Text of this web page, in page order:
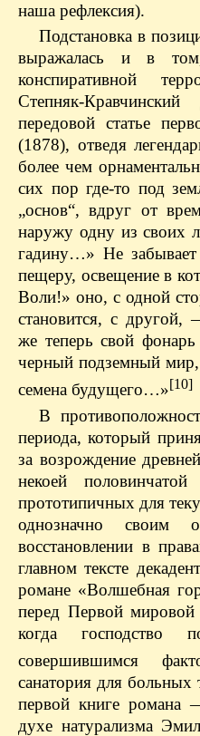
наша рефлексия).
Подстановка в
выражалась и в
конспиративной
Степняк-
передовой статье
(1878), отведя
более чем
сих пор где-то под
„основ“, вдруг от
наружу одну из своих
гадину…» Не забывает
пещеру, освещение в
Воли!» оно, с одной
становится, с
же теперь свой
черный подземный
семена будущего…»[10]
В
периода, который
за возрождение
некоей
прототипичных для
однозначно своим
восстановлении в
главном тексте
романе «Волшебная
перед Первой
когда господство
совершившимся
санатория для
первой книге романа
духе натурализма